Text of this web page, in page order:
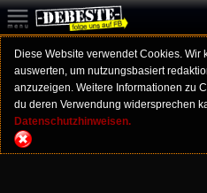
Diese Website verwendet Cookies.
auswerten, um nutzungsbasiert
anzuzeigen. Weitere Informationen zu
du deren Verwendung widersprechen
Datenschutzhinweisen.